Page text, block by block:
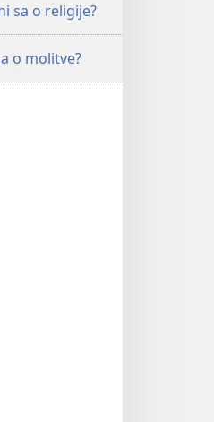
sa o religije?
o molitve?